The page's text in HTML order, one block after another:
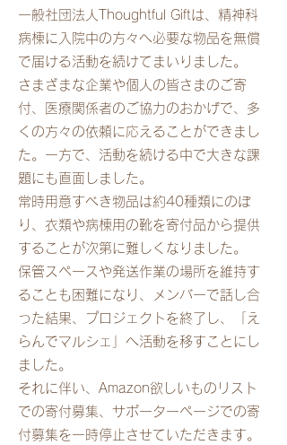
一般社団法人Thoughtful Giftは、精神科
病棟に入院中の方々へ必要な物品を無償
で届ける活動を続けてまいりました。
さまざまな企業や個人の皆さまのご寄
付、医療関係者のご協力のおかげで、多
くの方々の依頼に応えることができまし
た。一方で、活動を続ける中で大きな課
題にも直面しました。
常時用意すべき物品は約40種類にのぼ
り、衣類や病棟用の靴を寄付品から提供
することが次第に難しくなりました。
保管スペースや発送作業の場所を維持す
ることも困難になり、メンバーで話し合
った結果、プロジェクトを終了し、「え
らんでマルシェ」へ活動を移すことにし
ました。
​それに伴い、Amazon欲しいものリスト
での寄付募集、サポーターページでの寄
付募集を一時停止させていただきます。